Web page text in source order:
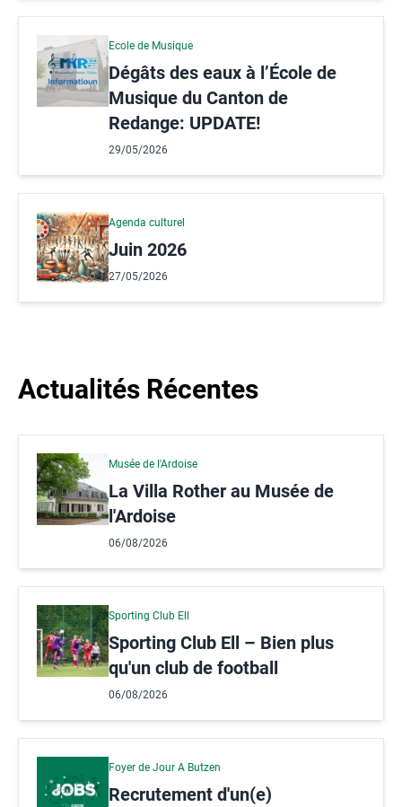
Ecole de Musique
Dégâts des eaux à l’École de
Musique du Canton de
Redange: UPDATE!
29/05/2026
Agenda culturel
Juin 2026
27/05/2026
Actualités Récentes
Musée de l'Ardoise
La Villa Rother au Musée de
l'Ardoise
06/08/2026
Sporting Club Ell
Sporting Club Ell – Bien plus
qu'un club de football
06/08/2026
Foyer de Jour A Butzen
Recrutement d'un(e)